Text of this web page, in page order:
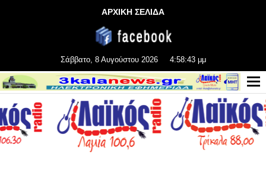
ΑΡΧΙΚΗ ΣΕΛΙΔΑ
Σάββατο, 8 Αυγούστου 2026 4:58:44 μμ